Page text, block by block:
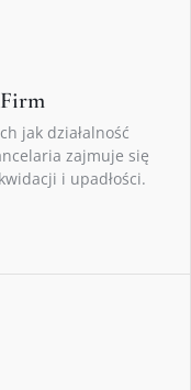
jak działalność
zajmuje się
i upadłości.